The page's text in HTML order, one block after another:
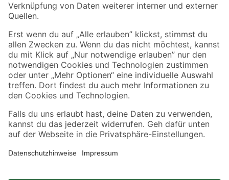
Sicher einkaufen
Jetzt die toom-App herunterladen
Alle Preisangaben in EUR inkl. gesetzl. MwSt.. Die dargestellten Angebote sind unter
Umständen nicht in allen Märkten verfügbar. Die angegebenen Verfügbarkeiten beziehen
Produkte nur solange der Vorrat reicht.
*Paketversand ab 59 € versandkostenfrei, gilt nicht für Artikel mit Speditionsversand, hier